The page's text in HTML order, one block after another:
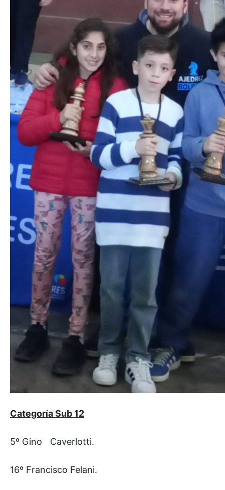
Categoría Sub 12
5º Gino Caverlotti.
16º Francisco Felani.